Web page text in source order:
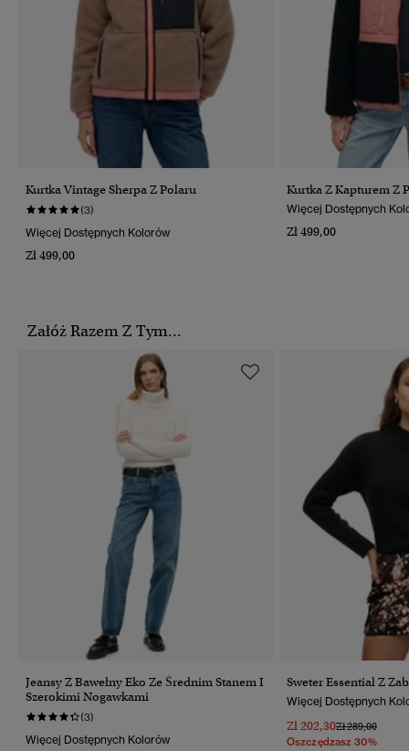
Kurtka Vintage Sherpa Z Polaru
(3)
Więcej Dostępnych Kolorów
Zł 499,00
Kurtka Z Kapturem Z
Więcej Dostępnych
Zł 499,00
Załóż Razem Z Tym...
Jeansy Z Bawełny Eko Ze Średnim Stanem I
Szerokimi Nogawkami
(3)
Więcej Dostępnych Kolorów
Sweter Essential Z
Więcej Dostępnych
Zł 202,30Cena
Zł 289,00Do
Oszczędzasz 30%